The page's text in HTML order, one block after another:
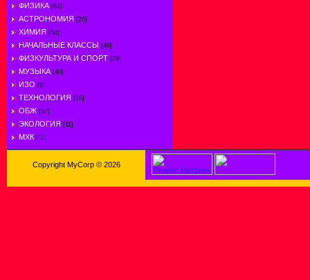
ФИЗИКА [62]
АСТРОНОМИЯ [20]
ХИМИЯ [54]
НАЧАЛЬНЫЕ КЛАССЫ [49]
ФИЗКУЛЬТУРА И СПОРТ [29]
МУЗЫКА [40]
ИЗО [6]
ТЕХНОЛОГИЯ [16]
ОБЖ [52]
ЭКОЛОГИЯ [11]
МХК [11]
Copyright MyCorp © 2026